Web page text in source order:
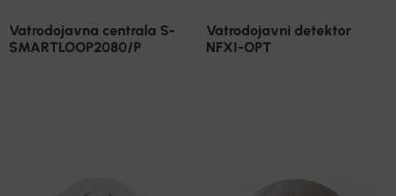
Vatrodojavna centrala S-
SMARTLOOP2080/P
Vatrodojavni detektor
NFXI-OPT